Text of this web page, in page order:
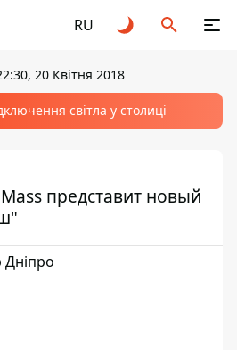
RU
20 Квітня 2018
світла у столиці
представит новый